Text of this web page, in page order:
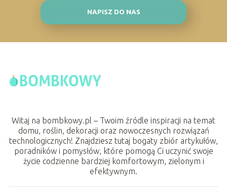
NAPISZ DO NAS
Witaj na bombkowy.pl – Twoim źródle inspiracji na temat
domu, roślin, dekoracji oraz nowoczesnych rozwiązań
technologicznych! Znajdziesz tutaj bogaty zbiór artykułów,
poradników i pomysłów, które pomogą Ci uczynić swoje
życie codzienne bardziej komfortowym, zielonym i
efektywnym.